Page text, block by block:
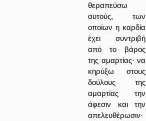
θεραπεύσω
αυτούς, των
οποίων η καρδία
έχει συντριβή
από το βάρος
της αμαρτίας· να
κηρύξω στους
δούλους της
αμαρτίας την
άφεσιν και την
απελευθέρωσιν·